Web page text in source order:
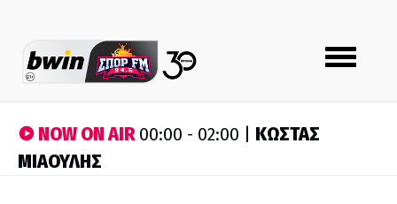
Toggle
navigation
NOW ON AIR00:00 - 02:00 | ΚΩΣΤΑΣ
ΜΙΑΟΥΛΗΣ